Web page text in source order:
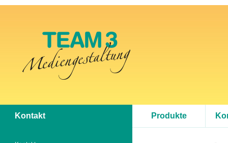
Kontakt Produkte